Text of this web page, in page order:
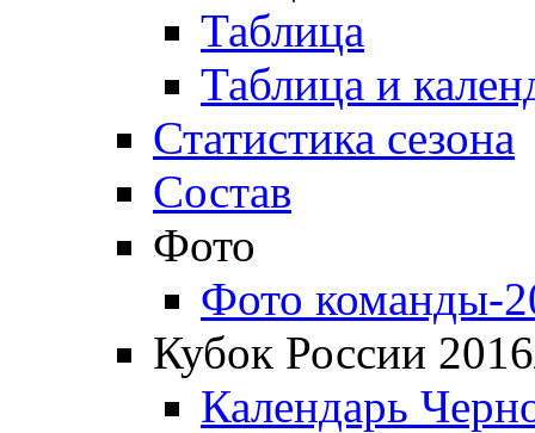
Таблица
Таблица и
Статистика сезона
Состав
Фото
Фото команды-
Кубок России
Календарь